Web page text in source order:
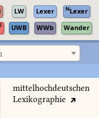
LW Lexer NLexer
UWB WWb Wander
mittelhochdeutschen
Lexikographie